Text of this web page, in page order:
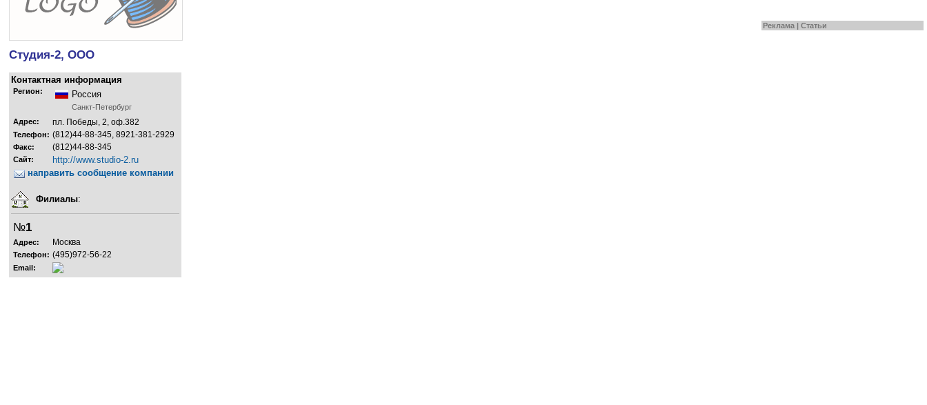
Реклама | Статьи
Студия-2, ООО
Контактная информация
Регион: Россия
Санкт-Петербург
Адрес:
пл. Победы, 2, оф.382
Телефон: (812)44-88-345, 8921-381-2929
Факс: (812)44-88-345
Сайт:
http://www.studio-2.ru
направить сообщение компании
Филиалы:
№1
Адрес: Москва
Телефон: (495)972-56-22
Email: